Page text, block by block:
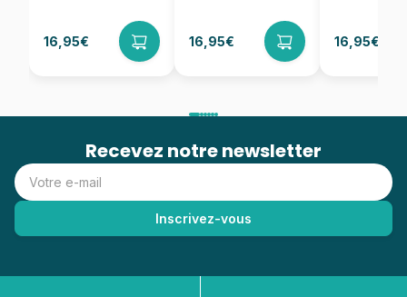
16,95€ 16,95€ 16,95€
Recevez notre newsletter